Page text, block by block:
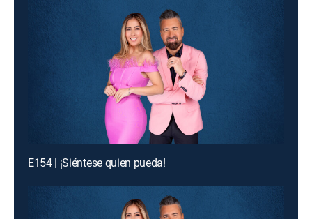
E154 | ¡Siéntese quien pueda!